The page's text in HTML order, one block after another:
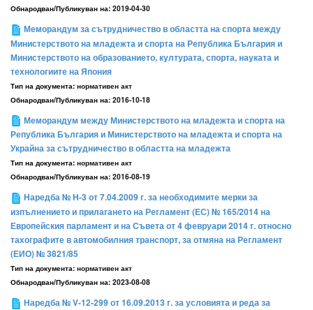
Обнародван/Публикуван на: 2019-04-30
Меморандум за сътрудничество в областта на спорта между
Министерството на младежта и спорта на Република България и
Министерството на образованието, културата, спорта, науката и
технологиите на Япония
Тип на документа: нормативен акт
Обнародван/Публикуван на: 2016-10-18
Меморандум между Министерството на младежта и спорта на
Република България и Министерството на младежта и спорта на
Украйна за сътрудничество в областта на младежта
Тип на документа: нормативен акт
Обнародван/Публикуван на: 2016-08-19
Наредба № H-3 от 7.04.2009 г. за необходимите мерки за
изпълнението и прилагането на Регламент (ЕС) № 165/2014 на
Европейския парламент и на Съвета от 4 февруари 2014 г. относно
тахографите в автомобилния транспорт, за отмяна на Регламент
(ЕИО) № 3821/85
Тип на документа: нормативен акт
Обнародван/Публикуван на: 2023-08-08
Наредба № V-12-299 от 16.09.2013 г. за условията и реда за